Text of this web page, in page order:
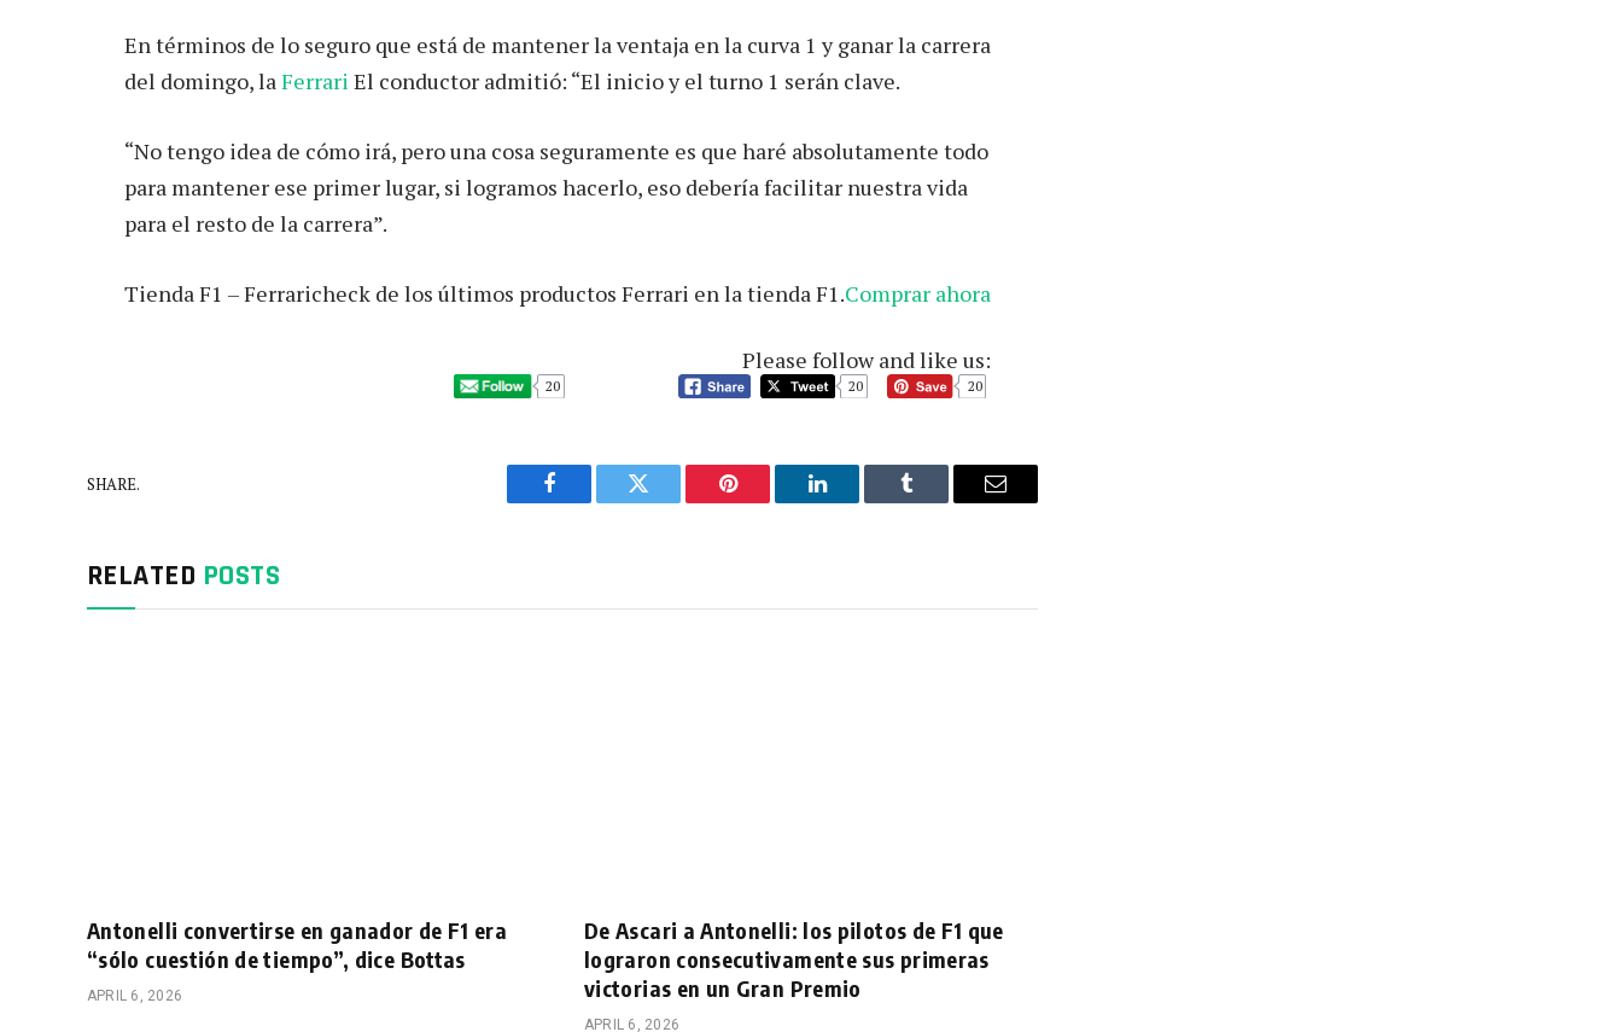
En términos de lo seguro que está de mantener la ventaja en la curva 1 y ganar la carrera
del domingo, laFerrari El conductor admitió: “El inicio y el turno 1 serán clave.
“No tengo idea de cómo irá, pero una cosa seguramente es que haré absolutamente todo
para mantener ese primer lugar, si logramos hacerlo, eso debería facilitar nuestra vida
para el resto de la carrera”.
Tienda F1 – Ferraricheck de los últimos productos Ferrari en la tienda F1.Comprar ahora
Please follow and like us:
20 20 20
SHARE.
Facebook Twitter Pinterest LinkedIn Tumblr Email
RELATED POSTS
Antonelli convertirse en ganador de F1 era
“sólo cuestión de tiempo”, dice Bottas
APRIL 6, 2026
De Ascari a Antonelli: los pilotos de F1 que
lograron consecutivamente sus primeras
victorias en un Gran Premio
APRIL 6, 2026